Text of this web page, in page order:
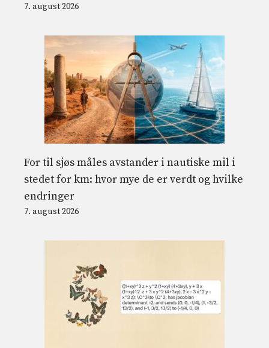
7. august 2026
For til sjøs måles avstander i nautiske mil i
stedet for km: hvor mye de er verdt og hvilke
endringer
7. august 2026